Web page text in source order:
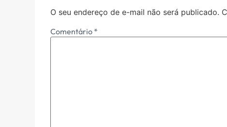
O seu endereço de e-mail não será publicado.
Comentário *